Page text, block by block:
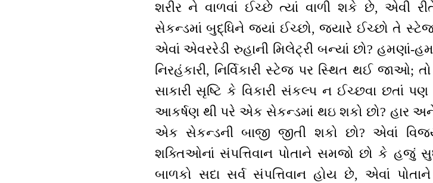
શરીર ને વાળવાં ઈચ્છે ત્યાં વાળી શકે છે, એવી
સેકન્ડમાં બુદ્ધિને જ્યાં ઈચ્છો, જ્યારે ઈચ્છો તે સ્ટેજ
એવાં એવરરેડી રુહાની મિલેટ્રી બન્યાં છો? હમણાં-
નિરહંકારી, નિર્વિકારી સ્ટેજ પર સ્થિત થઈ જાઓ;
સાકારી સૃષ્ટિ કે વિકારી સંકલ્પ ન ઈચ્છવા છતાં
આકર્ષણ થી પરે એક સેકન્ડમાં થઇ શકો છો? હાર
એક સેકન્ડની બાજી જીતી શકો છો? એવાં
શક્તિઓનાં સંપત્તિવાન પોતાને સમજો છો કે હજું
બાળકો સદા સર્વ સંપત્તિવાન હોય છે, એવાં